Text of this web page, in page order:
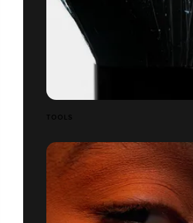
TOOLS